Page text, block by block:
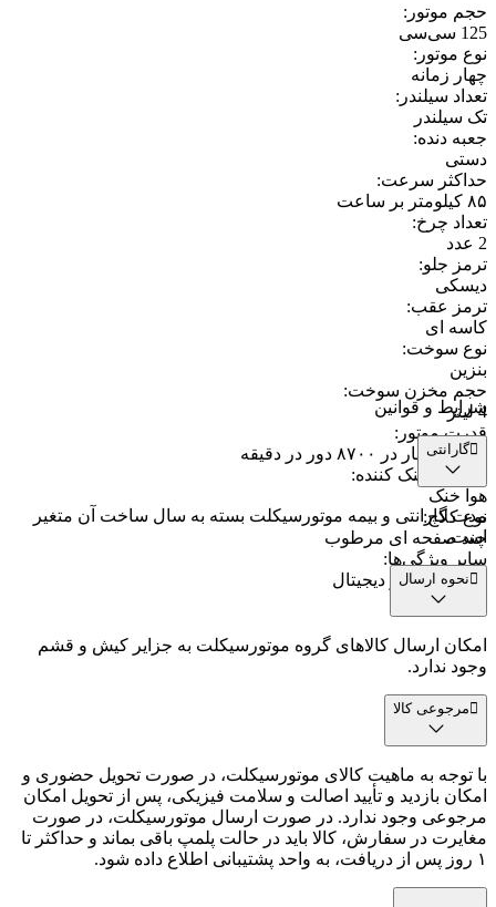
حجم موتور :
125 سی‌سی
نوع موتور :
چهار زمانه
تعداد سیلندر :
تک سیلندر
جعبه دنده:
دستی
حداکثر سرعت:
۸۵ کیلومتر بر ساعت
تعداد چرخ:
2 عدد
ترمز جلو:
دیسکی
ترمز عقب:
کاسه ای
نوع سوخت:
بنزین
حجم مخزن سوخت:
4 لیتر
قدرت موتور :
سیستم خنک کننده:
هوا خنک
نوع کلاچ:
چند صفحه ای مرطوب
سایر ویژگی‌ها:
کیلومتر شمار دیجیتال
شرایط و قوانین
گارانتی
مدت گارانتی و بیمه موتورسیکلت بسته به سال ساخت آن متغیر
است.
نحوه ارسال
امکان ارسال کالاهای گروه موتورسیکلت به جزایر کیش و قشم
وجود ندارد.
مرجوعی کالا
با توجه به ماهیت کالای موتورسیکلت، در صورت تحویل حضوری و
امکان بازدید و تأیید اصالت و سلامت فیزیکی، پس از تحویل امکان
مرجوعی وجود ندارد. در صورت ارسال موتورسیکلت، در صورت
مغایرت در سفارش، کالا باید در حالت پلمپ باقی بماند و حداکثر تا
۱ روز پس از دریافت، به واحد پشتیبانی اطلاع داده شود.